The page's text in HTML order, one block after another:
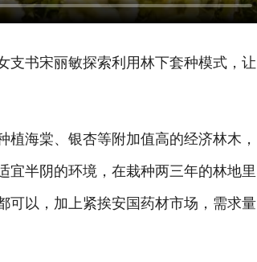
书宋丽敏探索利用林下套种模式，让
海棠、银杏等附加值高的经济林木，
宜半阴的环境，在栽种两三年的林地里
可以，加上紧挨安国药材市场，需求量